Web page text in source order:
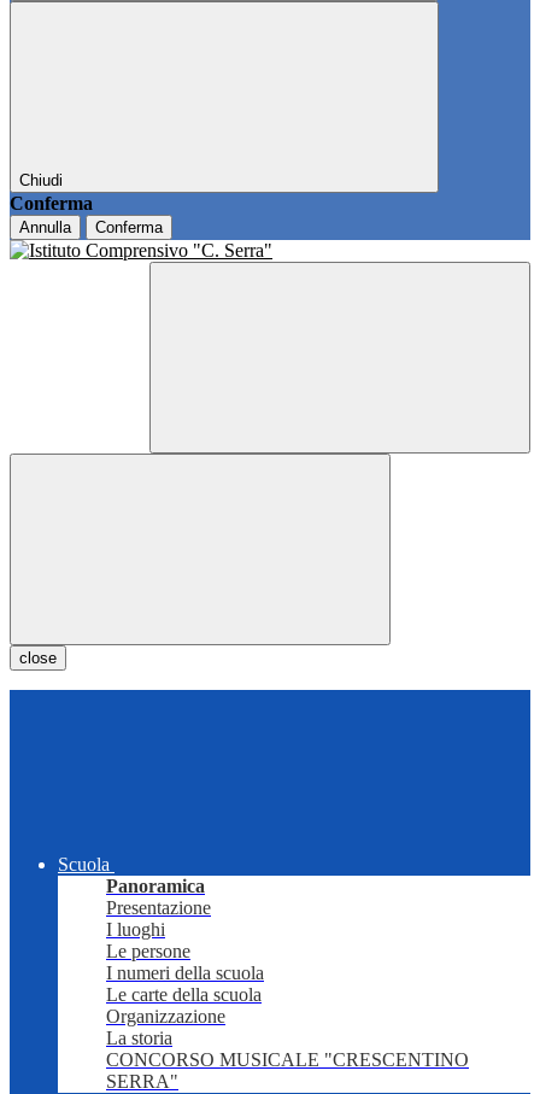
Chiudi
Conferma
Annulla Conferma
close
Scuola
Panoramica
Presentazione
I luoghi
Le persone
I numeri della scuola
Le carte della scuola
Organizzazione
La storia
CONCORSO MUSICALE "CRESCENTINO
SERRA"